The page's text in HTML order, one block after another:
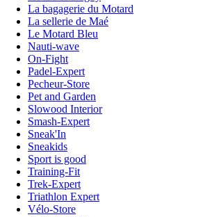
La bagagerie du Motard
La sellerie de Maé
Le Motard Bleu
Nauti-wave
On-Fight
Padel-Expert
Pecheur-Store
Pet and Garden
Slowood Interior
Smash-Expert
Sneak'In
Sneakids
Sport is good
Training-Fit
Trek-Expert
Triathlon Expert
Vélo-Store